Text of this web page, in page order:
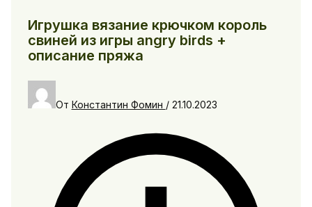
Игрушка вязание крючком король
свиней из игры angry birds +
описание пряжа
От Константин Фомин / 21.10.2023